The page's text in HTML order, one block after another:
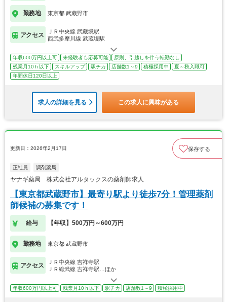
勤務地 東京都 武蔵野市
アクセス
ＪＲ中央線 武蔵境駅
西武多摩川線 武蔵境駅
年収600万円以上可 未経験者も応募可能
原則、引越しを伴う転勤なし
残業月10ｈ以下
スキルアップ 駅チカ 店舗数1～9 積極採用中
夏～秋入職可
年間休日120日以上
求人の詳細を見る この求人に興味がある
更新日：2026年2月17日 保存する
正社員 調剤薬局
ヤナギ薬局 株式会社アルタックスの薬剤師求人
【東京都武蔵野市】最寄り駅より徒歩7分！管理薬剤
師候補の募集です！
給与 【年収】500万円～600万円
勤務地 東京都 武蔵野市
アクセス
ＪＲ中央線 吉祥寺駅
ＪＲ総武線 吉祥寺駅…ほか
年収600万円以上可 残業月10ｈ以下 駅チカ 店舗数1～9 積極採用中